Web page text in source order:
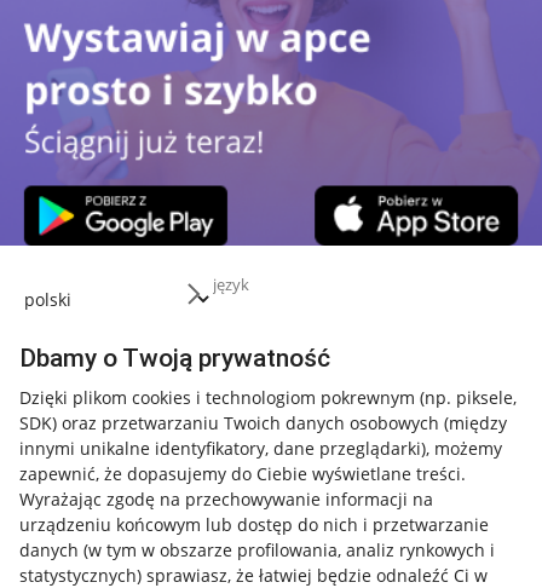
język
Dbamy o Twoją prywatność
Dzięki plikom cookies i technologiom pokrewnym (np. piksele,
SDK) oraz przetwarzaniu Twoich danych osobowych (między
innymi unikalne identyfikatory, dane przeglądarki), możemy
zapewnić, że dopasujemy do Ciebie wyświetlane treści.
Wyrażając zgodę na przechowywanie informacji na
urządzeniu końcowym lub dostęp do nich i przetwarzanie
danych (w tym w obszarze profilowania, analiz rynkowych i
statystycznych) sprawiasz, że łatwiej będzie odnaleźć Ci w
Napisz do nas
Allegro Gadane dla sprzedających
Allegro Gadane dla kupujących
Mapa miejscowości